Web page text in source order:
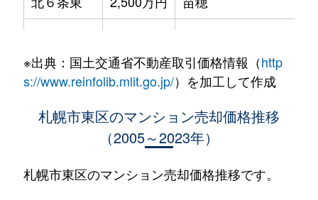
北６条東
3,400万円 東区役所前
3,700万円 東区役所前
北６条東
3,400万円 東区役所前
※出典：国土交通省不動産取引価格情報（http
s://www.reinfolib.mlit.go.jp/）を加工して作成
札幌市東区のマンション売却価格推移
（2005～2023年）
札幌市東区のマンション売却価格推移です。